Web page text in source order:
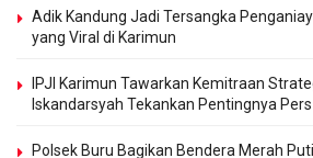
Adik Kandung Jadi Tersangka
yang Viral di Karimun
IPJI Karimun Tawarkan Kemitraan
Iskandarsyah Tekankan Pentingnya
Polsek Buru Bagikan Bendera Merah